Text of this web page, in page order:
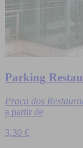
Parking
Praça dos
a partir de
3,30 €